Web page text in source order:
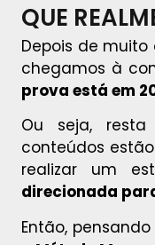
QUE
Depois de
chegamos à
prova está em
Ou seja, resta
conteúdos estão
realizar um
direcionada
Então,